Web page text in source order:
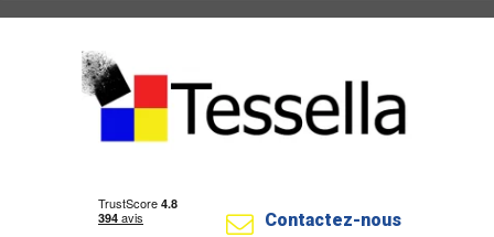
Contactez-nous